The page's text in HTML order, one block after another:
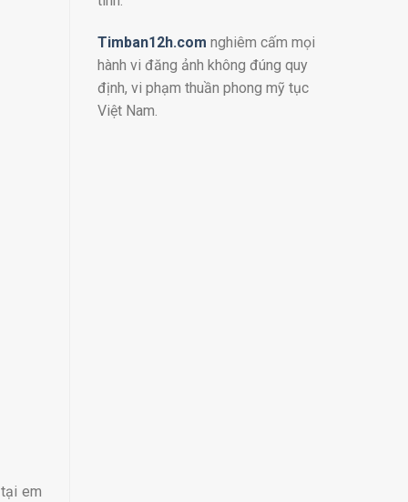
em
Timban12h.com nghiêm cấm mọi
hành vi đăng ảnh không đúng quy
định, vi phạm thuần phong mỹ tục
Việt Nam.